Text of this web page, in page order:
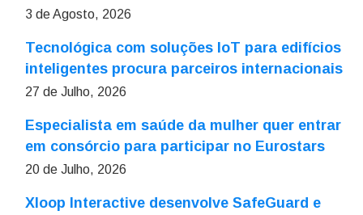
3 de Agosto, 2026
Tecnológica com soluções IoT para edifícios
inteligentes procura parceiros internacionais
27 de Julho, 2026
Especialista em saúde da mulher quer entrar
em consórcio para participar no Eurostars
20 de Julho, 2026
Xloop Interactive desenvolve SafeGuard e